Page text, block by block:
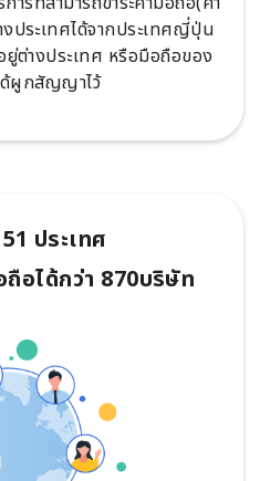
ระเทศได้จากประเทศญี่ปุ่น
ยู่ต่างประเทศ หรือมือถือของ
ด้ผูกสัญญาไว้
ประเทศ
อได้กว่า 870บริษัท